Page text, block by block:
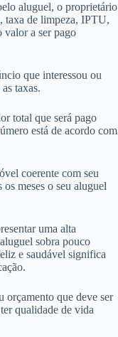
aluguel, o proprietário
taxa de limpeza, IPTU,
valor a ser pago
que interessou ou
taxas.
total que será pago
está de acordo com
coerente com seu
meses o seu aluguel
uma alta
sobra pouco
e saudável significa
orçamento que deve ser
qualidade de vida